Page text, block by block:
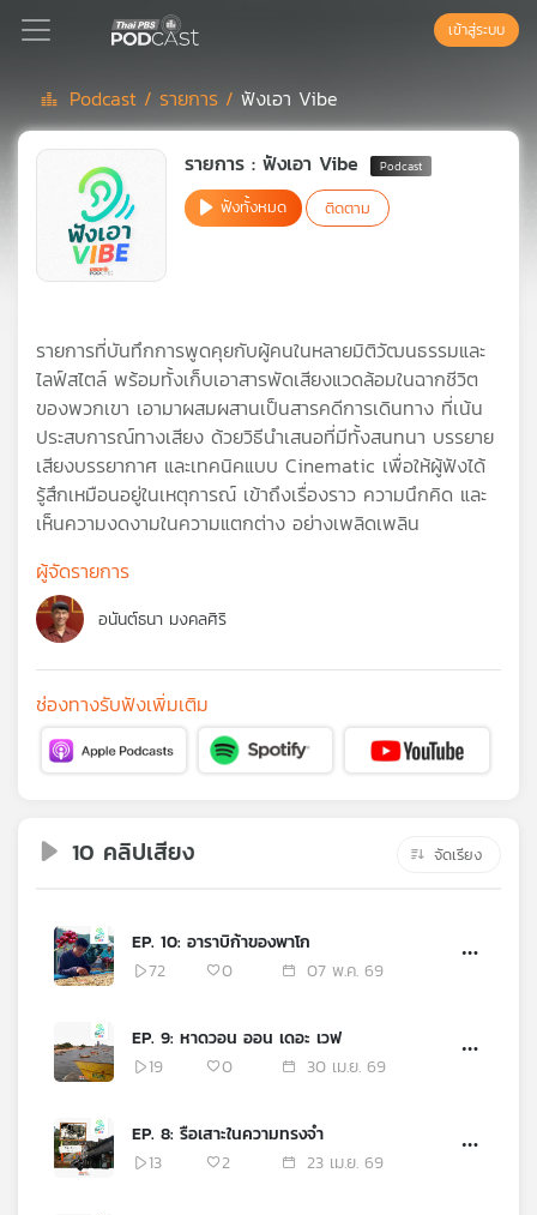
Podcast
เพล
สต์
ของ
เพลง
และ
กิจกรรม
เกี่ยว
เข้าสู่ระบบ
Podcast /รายการ /ฟังเอา Vibe
รายการ : ฟังเอา Vibe
ฟังทั้งหมด ติดตาม
รายการที่บันทึกการพูดคุยกับผู้คนในหลายมิติวัฒนธรรมและ
ไลฟ์สไตล์ พร้อมทั้งเก็บเอาสารพัดเสียงแวดล้อมในฉากชีวิต
ของพวกเขา เอามาผสมผสานเป็นสารคดีการเดินทาง ที่เน้น
ประสบการณ์ทางเสียง ด้วยวิธีนำเสนอที่มีทั้งสนทนา บรรยาย
เสียงบรรยากาศ และเทคนิคแบบ Cinematic เพื่อให้ผู้ฟังได้
รู้สึกเหมือนอยู่ในเหตุการณ์ เข้าถึงเรื่องราว ความนึกคิด และ
เห็นความงดงามในความแตกต่าง อย่างเพลิดเพลิน
ผู้จัดรายการ
อนันต์ธนา มงคลศิริ
ช่องทางรับฟังเพิ่มเติม
10 คลิปเสียง จัดเรียง
EP. 10: อาราบิก้าของพาโก
72
0 07 พ.ค. 69
EP. 9: หาดวอน ออน เดอะ เวฟ
19
0 30 เม.ย. 69
EP. 8: รือเสาะในความทรงจำ
13
2 23 เม.ย. 69